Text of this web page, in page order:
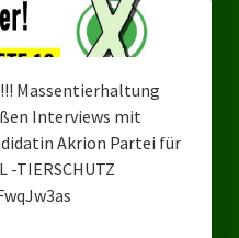
Massentierhaltung
Interviews mit
Akrion Partei für
-TIERSCHUTZ